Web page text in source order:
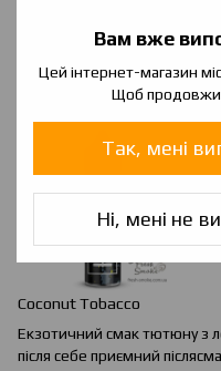
Вам вже
Цей інтернет-магазин
Щоб
Так, мені
Ні, мені не
&OrangeTobacco
М'який аромат тютюну з
любителів оригінального.
Coconut Tobacco
Екзотичний смак тютюну з
після себе приємний